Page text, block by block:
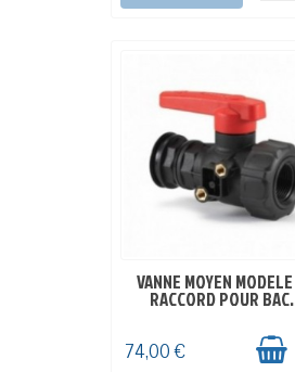
EN STOCK
VANNE MOYEN
RACCORD POUR
74,00 €